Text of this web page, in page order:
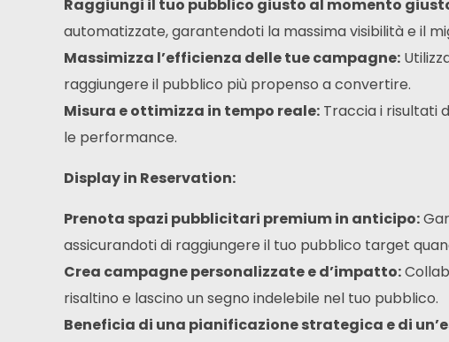
Raggiungi il tuo pubblico giusto al momento
automatizzate,garantendoti la massima visibilità e il
Massimizza l’efficienza delle tue campagne:
raggiungere il pubblico più propenso a convertire.
Misura e ottimizza in tempo reale: Traccia i risultati
le performance.
Display in Reservation:
Prenota spazi pubblicitari premium in anticipo:
assicurandoti di raggiungere il tuo pubblico target
Crea campagne personalizzate e d’impatto:
risaltino e lascino un segno indelebile nel tuo pubblico.
Beneficia di una pianificazione strategica e di